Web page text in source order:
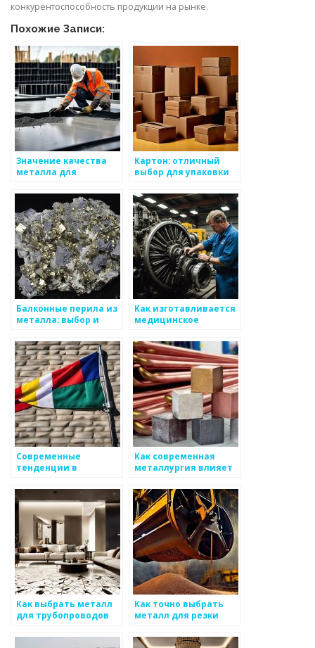
конкурентоспособность продукции на рынке.
Похожие Записи:
Значение качества
металла для
Картон: отличный
выбор для упаковки
Балконные перила из
металла: выбор и
Как изготавливается
медицинское
металла
Современные
тенденции в
инструментов из
металла
Как современная
металлургия влияет
Как выбрать металл
для трубопроводов
Как точно выбрать
металл для резки